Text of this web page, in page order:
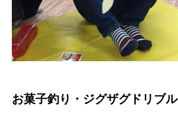
お菓子釣り・ジグザグドリブル